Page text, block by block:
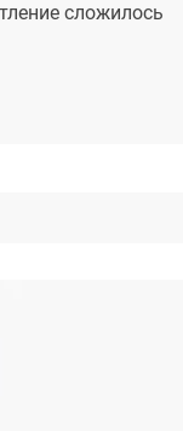
сложилось